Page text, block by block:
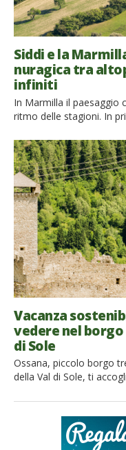
Siddi e la
nuragica tra
infiniti
In Marmilla il paesaggio
ritmo delle stagioni. In
trasforma in un mare
maestrale che
con il nero delle rocce
Vacanza
vedere nel
di Sole
Ossana, piccolo borgo
della Val di Sole, ti
abbracciare ogni angolo
incastonata tra il Parco
Naturale Adamello